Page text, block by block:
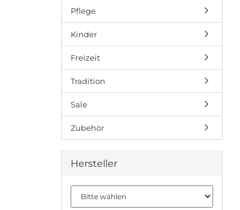
Pflege
Kinder
Freizeit
Tradition
Sale
Zubehör
Hersteller